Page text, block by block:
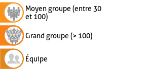
Moyen groupe (entre 30
et 100)
Grand groupe (> 100)
Équipe